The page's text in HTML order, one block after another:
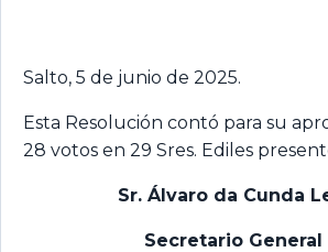
Salto, 5 de junio de 2025.
Esta Resolución contó para su
28 votos en 29 Sres. Ediles
Sr. Álvaro da Cunda
Secretario General